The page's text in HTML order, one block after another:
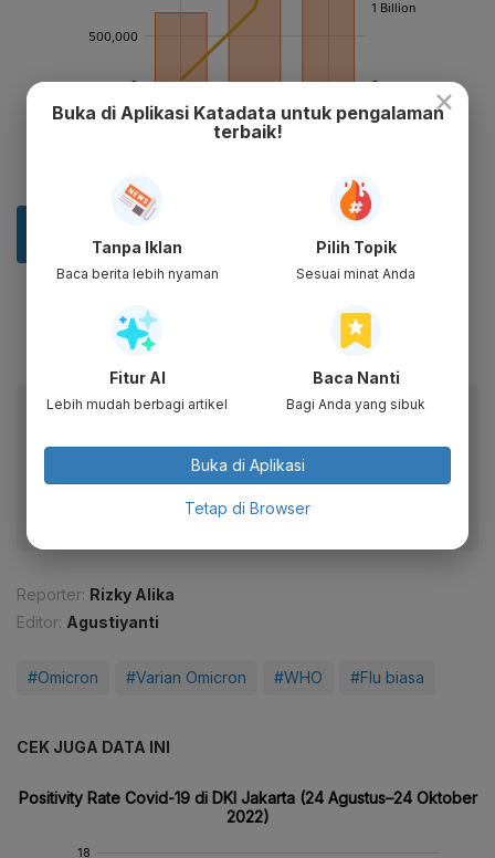
Baca artikel ini lewat aplikasi mobile.
Dapatkan pengalaman membaca lebih nyaman dan nikmati
fitur menarik lainnya lewat aplikasi mobile Katadata.
Reporter: Rizky Alika
Editor: Agustiyanti
#Omicron #Varian Omicron #WHO #Flu biasa
CEK JUGA DATA INI
×
Buka di Aplikasi Katadata untuk pengalaman
terbaik!
Tanpa Iklan
Baca berita lebih nyaman
Pilih Topik
Sesuai minat Anda
Fitur AI
Lebih mudah berbagi artikel
Baca Nanti
Bagi Anda yang sibuk
Buka di Aplikasi
Tetap di Browser